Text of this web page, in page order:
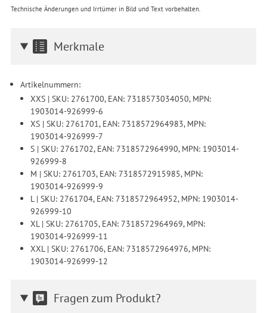
Technische Änderungen und Irrtümer in Bild und Text vorbehalten.
Merkmale
Artikelnummern:
XXS | SKU: 2761700, EAN: 7318573034050, MPN:
1903014-926999-6
XS | SKU: 2761701, EAN: 7318572964983, MPN:
1903014-926999-7
S | SKU: 2761702, EAN: 7318572964990, MPN: 1903014-
926999-8
M | SKU: 2761703, EAN: 7318572915985, MPN:
1903014-926999-9
L | SKU: 2761704, EAN: 7318572964952, MPN: 1903014-
926999-10
XL | SKU: 2761705, EAN: 7318572964969, MPN:
1903014-926999-11
XXL | SKU: 2761706, EAN: 7318572964976, MPN:
1903014-926999-12
Fragen zum Produkt?